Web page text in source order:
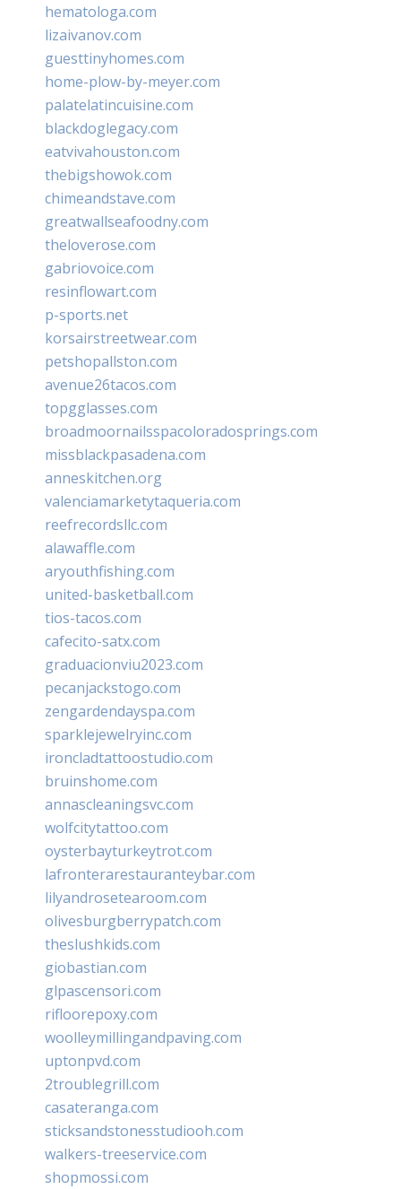
hematologa.com
lizaivanov.com
guesttinyhomes.com
home-plow-by-meyer.com
palatelatincuisine.com
blackdoglegacy.com
eatvivahouston.com
thebigshowok.com
chimeandstave.com
greatwallseafoodny.com
theloverose.com
gabriovoice.com
resinflowart.com
p-sports.net
korsairstreetwear.com
petshopallston.com
avenue26tacos.com
topgglasses.com
broadmoornailsspacoloradosprings.com
missblackpasadena.com
anneskitchen.org
valenciamarketytaqueria.com
reefrecordsllc.com
alawaffle.com
aryouthfishing.com
united-basketball.com
tios-tacos.com
cafecito-satx.com
graduacionviu2023.com
pecanjackstogo.com
zengardendayspa.com
sparklejewelryinc.com
ironcladtattoostudio.com
bruinshome.com
annascleaningsvc.com
wolfcitytattoo.com
oysterbayturkeytrot.com
lafronterarestauranteybar.com
lilyandrosetearoom.com
olivesburgberrypatch.com
theslushkids.com
giobastian.com
glpascensori.com
rifloorepoxy.com
woolleymillingandpaving.com
uptonpvd.com
2troublegrill.com
casateranga.com
sticksandstonesstudiooh.com
walkers-treeservice.com
shopmossi.com